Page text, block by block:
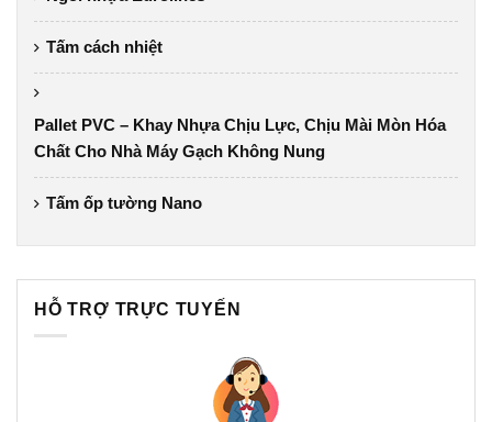
Tấm cách nhiệt
Pallet PVC – Khay Nhựa Chịu Lực, Chịu Mài Mòn Hóa
Chất Cho Nhà Máy Gạch Không Nung
Tấm ốp tường Nano
HỖ TRỢ TRỰC TUYẾN